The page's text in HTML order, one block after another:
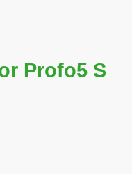
Profo5 S